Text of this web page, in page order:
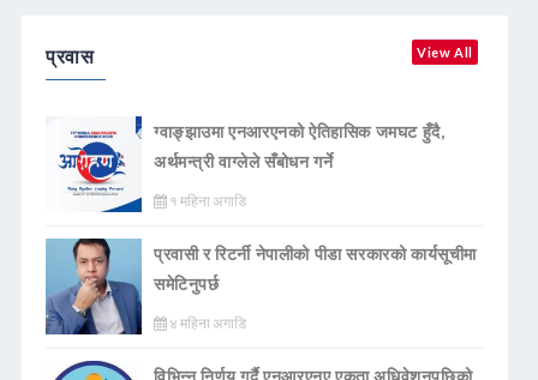
प्रवास View All
ग्वाङ्झाउमा एनआरएनको ऐतिहासिक जमघट हुँदै,
अर्थमन्त्री वाग्लेले सँबोधन गर्ने
१ महिना अगाडि
प्रवासी र रिटर्नी नेपालीको पीडा सरकारको कार्यसूचीमा
समेटिनुपर्छ
४ महिना अगाडि
विभिन्न निर्णय गर्दै एनआरएनए एकता अधिवेशनपछिको